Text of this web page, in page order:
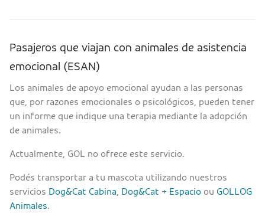
Pasajeros que viajan con animales de asistencia
emocional (ESAN)
Los animales de apoyo emocional ayudan a las personas
que, por razones emocionales o psicológicos, pueden tener
un informe que indique una terapia mediante la adopción
de animales.
Actualmente, GOL no ofrece este servicio.
Podés transportar a tu mascota utilizando nuestros
servicios Dog&Cat Cabina, Dog&Cat + Espacio ou GOLLOG
Animales.